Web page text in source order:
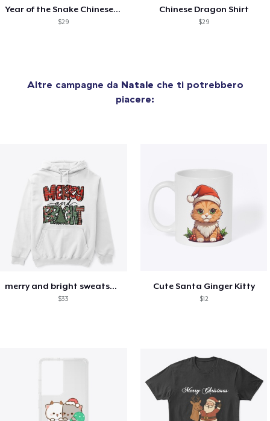
Year of the Snake Chinese New Year
$29
Chinese Dragon Shirt
$29
Altre campagne da Natale che ti potrebbero
piacere:
merry and bright sweatshirt christmas
$33
Cute Santa Ginger Kitty
$12